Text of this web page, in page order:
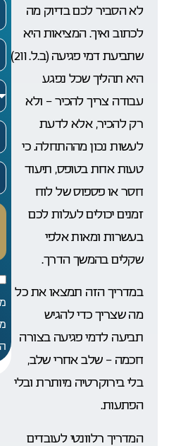
לא הסביר לכם בדיוק מה
לכתוב ואיך. המציאות היא
שתביעת דמי פגיעה (ב.ל. 211)
היא תהליך שכל נפגע
עבודה צריך להכיר – ולא
רק להכיר, אלא לדעת
לעשות נכון מההתחלה. כי
טעות אחת בטופס, תיעוד
חסר או פספוס של לוח
זמנים יכולים לעלות לכם
בעשרות ומאות אלפי
שקלים בהמשך הדרך.
במדריך הזה תמצאו את כל
מה שצריך כדי להגיש
תביעה לדמי פגיעה בצורה
חכמה – שלב אחרי שלב,
בלי בירוקרטיה מיותרת ובלי
הפתעות.
המדריך רלוונטי לעובדים